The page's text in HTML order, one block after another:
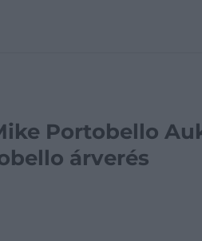
Portobello
árverés